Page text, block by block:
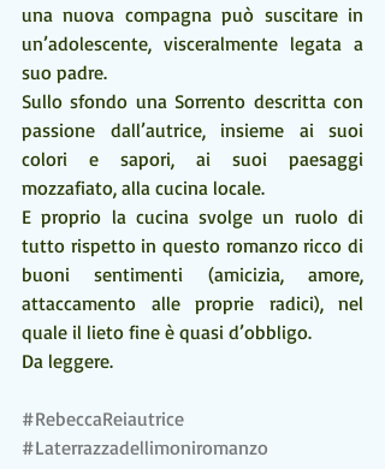
una nuova compagna può suscitare in
un’adolescente, visceralmente legata a
suo padre.
Sullo sfondo una Sorrento descritta con
passione dall’autrice, insieme ai suoi
colori e sapori, ai suoi paesaggi
mozzafiato, alla cucina locale.
E proprio la cucina svolge un ruolo di
tutto rispetto in questo romanzo ricco di
buoni sentimenti (amicizia, amore,
attaccamento alle proprie radici), nel
quale il lieto fine è quasi d’obbligo.
Da leggere.
#RebeccaReiautrice
#Laterrazzadellimoniromanzo